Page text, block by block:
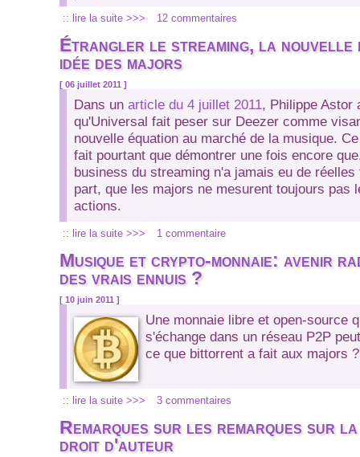
:: lire la suite >>> 12 commentaires
Étrangler le streaming, la nouvelle
idée des majors
[ 06 juillet 2011 ]
Dans un article du 4 juillet 2011, Philippe Astor
qu'Universal fait peser sur Deezer comme
nouvelle équation au marché de la musique.
fait pourtant que démontrer une fois encore
business du streaming n'a jamais eu de
part, que les majors ne mesurent toujours pas
actions.
:: lire la suite >>> 1 commentaire
Musique et crypto-monnaie: avenir
des vrais ennuis ?
[ 10 juin 2011 ]
Une monnaie libre et open-source
s'échange dans un réseau P2P
ce que bittorrent a fait aux majors ?
:: lire la suite >>> 3 commentaires
Remarques sur les remarques sur
droit d'auteur